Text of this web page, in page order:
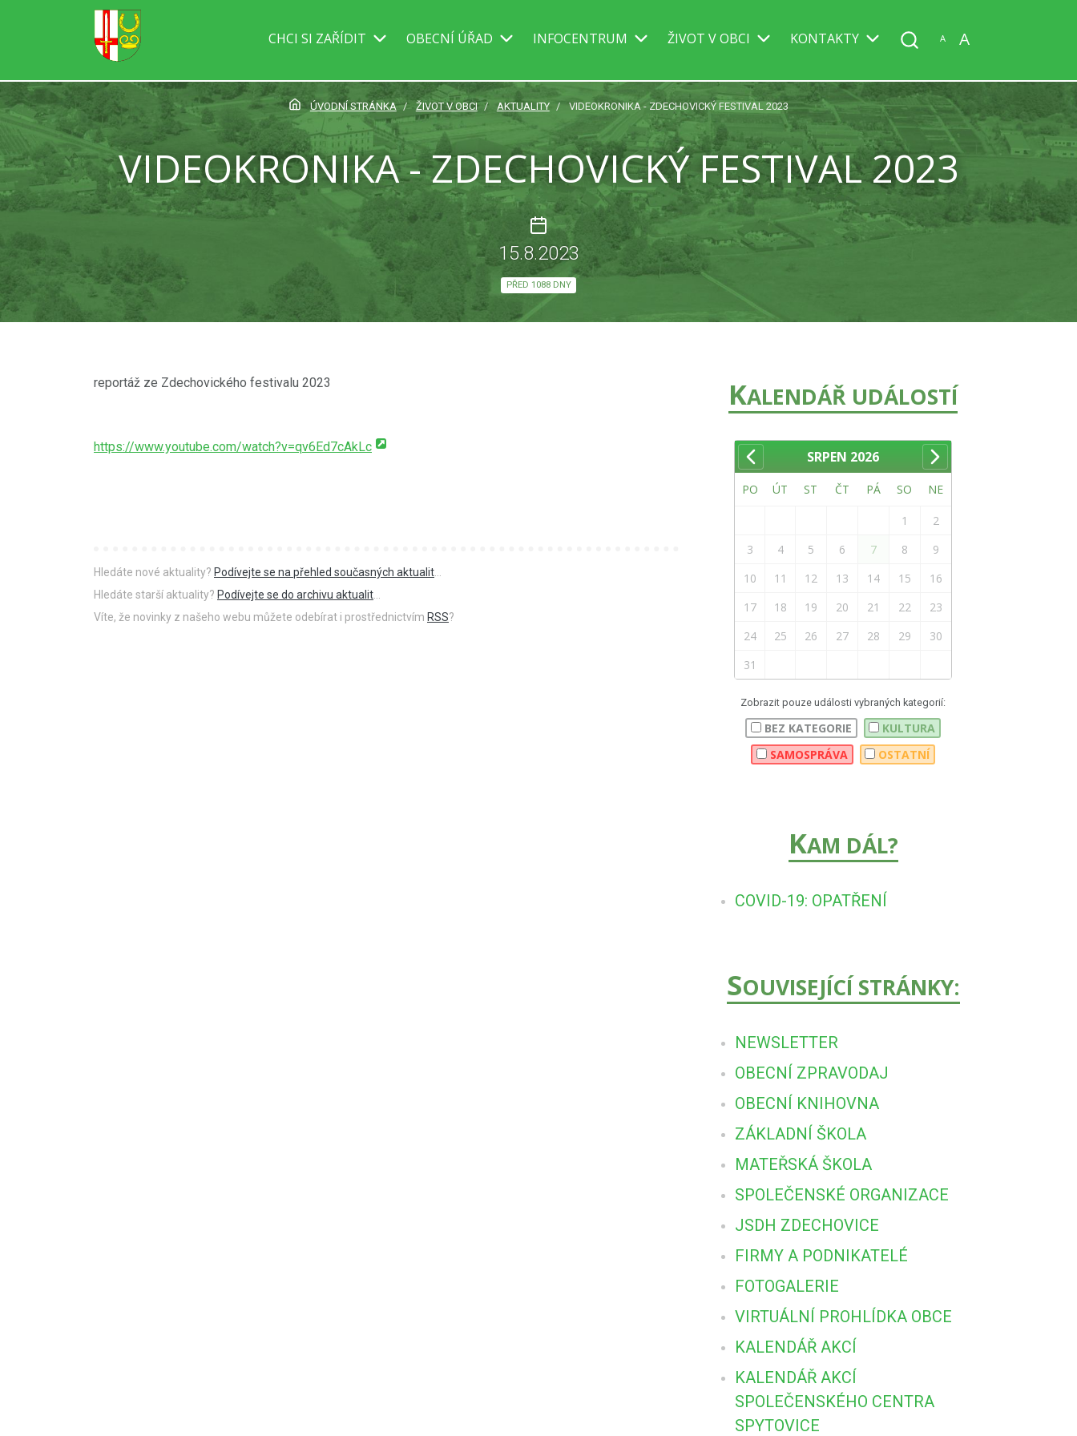
CHCI SI ZAŘÍDIT OBECNÍ ÚŘAD INFOCENTRUM ŽIVOT V OBCI KONTAKTY A A
ÚVODNÍ STRÁNKA ŽIVOT V OBCI AKTUALITY VIDEOKRONIKA - ZDECHOVICKÝ FESTIVAL 2023
VIDEOKRONIKA - ZDECHOVICKÝ FESTIVAL 2023
15.8.2023
PŘED 1088 DNY
reportáž ze Zdechovického festivalu 2023
https://www.youtube.com/watch?v=qv6Ed7cAkLc
Hledáte nové aktuality? Podívejte se na přehled současných aktualit
Hledáte starší aktuality? Podívejte se do archivu aktualit
Víte, že novinky z našeho webu můžete odebírat i prostřednictvím RSS?
KALENDÁŘ UDÁLOSTÍ
SRPEN 2026
PO ÚT ST ČT PÁ SO NE
1
2
3
4 5 6 7 8
9
10
11 12 13 14 15
16
17
18 19 20 21 22
23
24
25 26 27 28 29
30
31
Zobrazit pouze události vybraných kategorií:
BEZ KATEGORIE
KULTURA
SAMOSPRÁVA
OSTATNÍ
KAM DÁL?
COVID-19: OPATŘENÍ
SOUVISEJÍCÍ STRÁNKY:
NEWSLETTER
OBECNÍ ZPRAVODAJ
OBECNÍ KNIHOVNA
ZÁKLADNÍ ŠKOLA
MATEŘSKÁ ŠKOLA
SPOLEČENSKÉ ORGANIZACE
JSDH ZDECHOVICE
FIRMY A PODNIKATELÉ
FOTOGALERIE
VIRTUÁLNÍ PROHLÍDKA OBCE
KALENDÁŘ AKCÍ
KALENDÁŘ AKCÍ
SPOLEČENSKÉHO CENTRA
SPYTOVICE